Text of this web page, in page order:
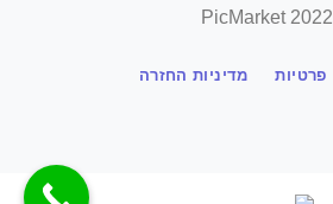
PicMarket 2022
פרטיות מדיניות החזרה